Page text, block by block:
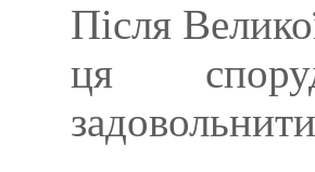
Після
ця